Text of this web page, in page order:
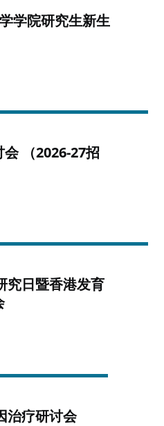
学院研究生新生
（2026-27招
究日暨香港发育
治疗研讨会